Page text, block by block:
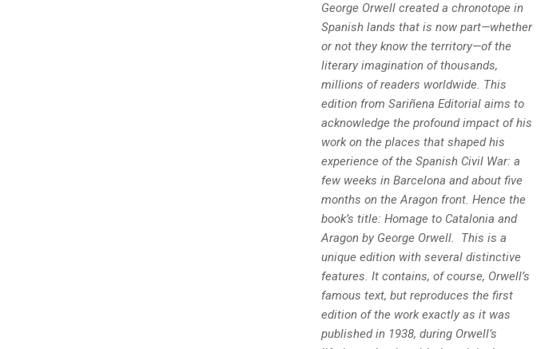
George Orwell created a chronotope in
Spanish lands that is now part—whether
or not they know the territory—of the
literary imagination of thousands,
millions of readers worldwide. This
edition from Sariñena Editorial aims to
acknowledge the profound impact of his
work on the places that shaped his
experience of the Spanish Civil War: a
few weeks in Barcelona and about five
months on the Aragon front. Hence the
book’s title: Homage to Catalonia and
Aragon by George Orwell.
This is a
unique edition with several distinctive
features. It contains, of course, Orwell’s
famous text, but reproduces the first
edition of the work exactly as it was
published in 1938, during Orwell’s